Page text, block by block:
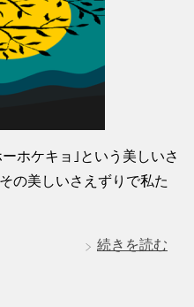
ホケキョ｣という美しいさ
の美しいさえずりで私た
続きを読む